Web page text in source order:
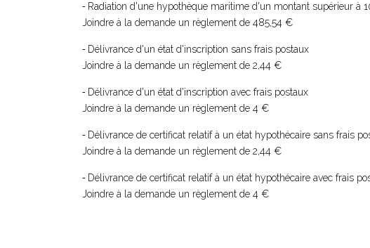
- Radiation d'une hypothèque maritime d'un montant supérieur à
Joindre à la demande un règlement de 485,54 €
- Délivrance d'un état d'inscription sans frais postaux
Joindre à la demande un règlement de 2,44 €
- Délivrance d'un état d'inscription avec frais postaux
Joindre à la demande un règlement de 4 €
- Délivrance de certificat relatif à un état hypothécaire sans frais
Joindre à la demande un règlement de 2,44 €
- Délivrance de certificat relatif à un état hypothécaire avec frais
Joindre à la demande un règlement de 4 €